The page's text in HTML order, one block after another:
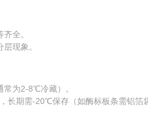
全。
现象。
常为2-8℃冷藏）。
长期需-20℃保存（如酶标板条需铝箔